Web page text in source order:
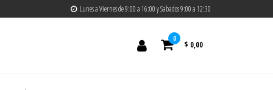
Lunes a Viernes de 9:00 a 16:00 y Sabados 9:00 a 12:30
0
$ 0,00